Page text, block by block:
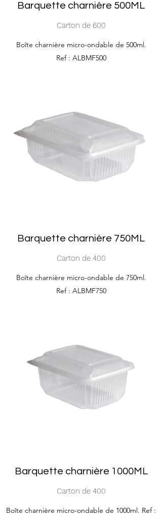
Barquette charnière 500ML
Carton de 600
Boîte charnière micro-ondable de 500ml.
Ref : ALBMF500
Barquette charnière 750ML
Carton de 400
Boîte charnière micro-ondable de 750ml.
Ref : ALBMF750
Barquette charnière 1000ML
Carton de 400
Boîte charnière micro-ondable de 1000ml. Ref :